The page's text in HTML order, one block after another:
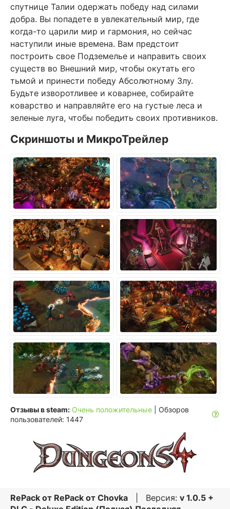
спутнице Талии одержать победу над силами
добра. Вы попадете в увлекательный мир, где
когда-то царили мир и гармония, но сейчас
наступили иные времена. Вам предстоит
построить свое Подземелье и направить своих
существ во Внешний мир, чтобы окутать его
тьмой и принести победу Абсолютному Злу.
Будьте изворотливее и коварнее, собирайте
коварство и направляйте его на густые леса и
зеленые луга, чтобы победить своих противников.
Скриншоты и МикроТрейлер
Отзывы в steam: Очень положительные
| Обзоров
пользователей: 1447
RePack от RePack от Chovka | Версия: v 1.0.5 +